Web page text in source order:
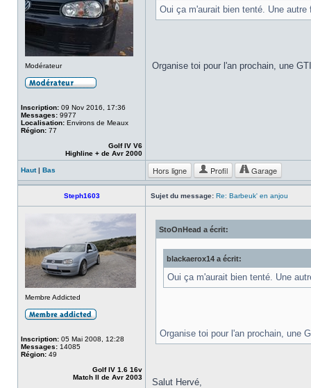
Modérateur
Inscription: 09 Nov 2016, 17:36
Messages: 9977
Localisation: Environs de Meaux
Région: 77
Golf IV V6
Highline + de Avr 2000
Oui ça m'aurait bien tenté. Une autre
Organise toi pour l'an prochain, une
Haut| Bas Hors ligne Profil Garage
Steph1603 Sujet du message: Re: Barbeuk' en anjou
Membre Addicted
Inscription: 05 Mai 2008, 12:28
Messages: 14085
Région: 49
Golf IV 1.6 16v
Match II de Avr 2003
StoOnHead a écrit:
blackaerox14 a écrit:
Oui ça m'aurait bien tenté. Une
Organise toi pour l'an prochain, une
Salut Hervé,